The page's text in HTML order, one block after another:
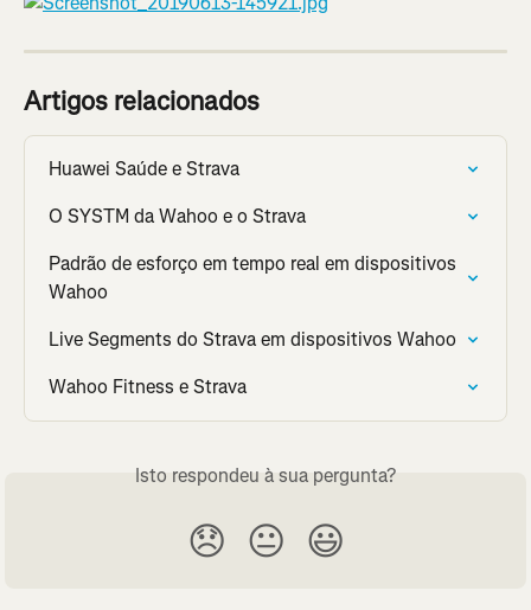
Artigos relacionados
Huawei Saúde e Strava
O SYSTM da Wahoo e o Strava
Padrão de esforço em tempo real em dispositivos
Wahoo
Live Segments do Strava em dispositivos Wahoo
Wahoo Fitness e Strava
Isto respondeu à sua pergunta?
😞 😐 😃